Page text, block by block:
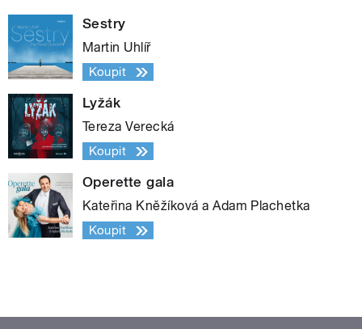
Sestry
Martin Uhlíř
Koupit
Lyžák
Tereza Verecká
Koupit
Operette gala
Kateřina Kněžíková a Adam Plachetka
Koupit